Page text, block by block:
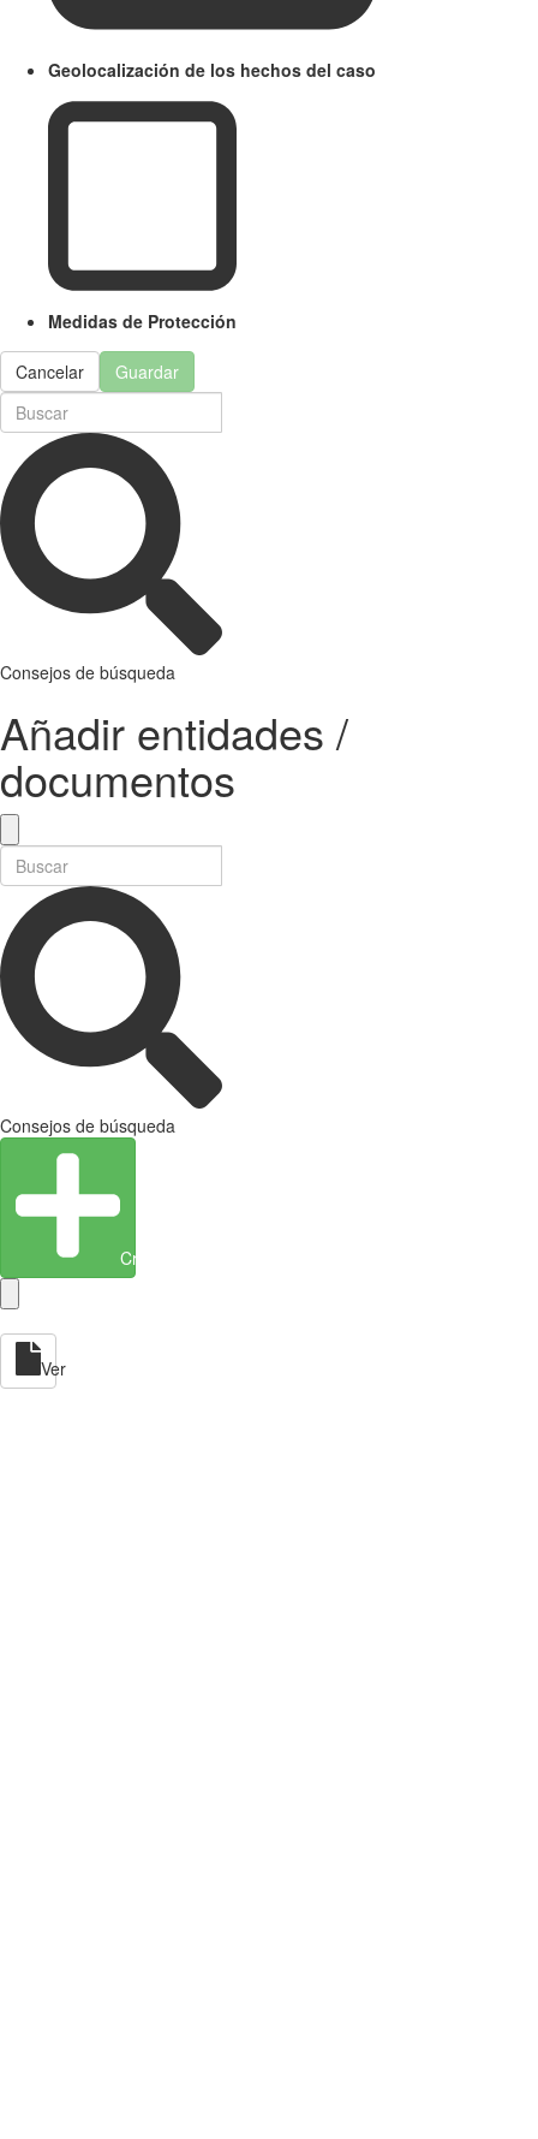
Geolocalización de los hechos del caso
Medidas de Protección
Cancelar Guardar
Consejos de búsqueda
Añadir entidades /
documentos
Consejos de búsqueda
Crear entidad
Ver